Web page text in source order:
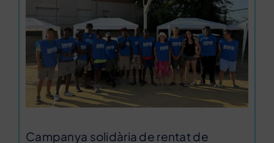
Campanya solidària de rentat de